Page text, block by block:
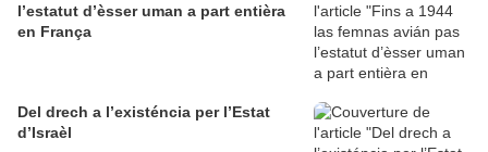
l’estatut d’èsser uman a part entièra
en França
Del drech a l’existéncia per l’Estat
d’Israèl